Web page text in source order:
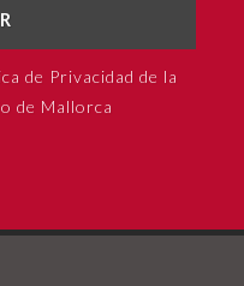
de Privacidad de la
de Mallorca